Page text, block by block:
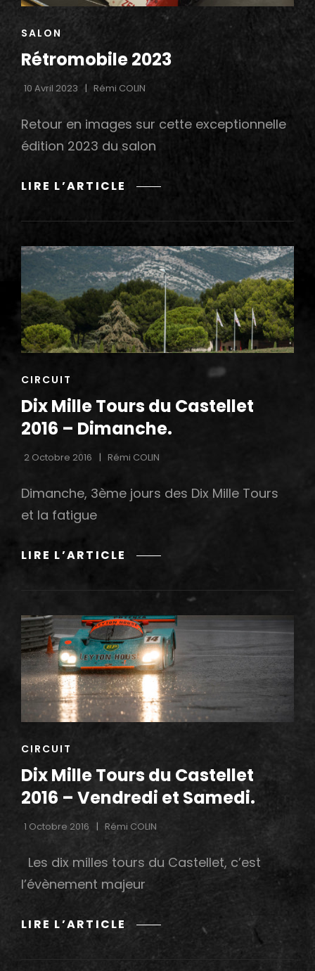
CAT
SALON
Rétromobile 2023
10 Avril 2023 Rémi COLIN
Retour en images sur cette exceptionnelle
édition 2023 du salon
LIRE L’ARTICLE
RÉTROMOBILE
CAT
CIRCUIT
Dix Mille Tours du Castellet
2016 – Dimanche.
2 Octobre 2016 Rémi COLIN
Dimanche, 3ème jours des Dix Mille Tours
et la fatigue
LIRE L’ARTICLE
DIX
TOURS
CASTELLET
2016
–
DIMANCHE.
CAT
CIRCUIT
Dix Mille Tours du Castellet
2016 – Vendredi et Samedi.
1 Octobre 2016 Rémi COLIN
Les dix milles tours du Castellet, c’est
l’évènement majeur
LIRE L’ARTICLE
DIX
MILLE
TOURS